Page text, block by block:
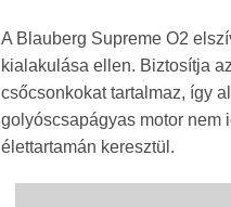
A Blauberg Supreme O2
kialakulása ellen. Biztosítja
csőcsonkokat tartalmaz, így
golyóscsapágyas motor nem
élettartamán keresztül.